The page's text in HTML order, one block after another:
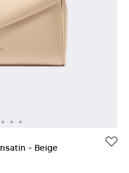
- Beige